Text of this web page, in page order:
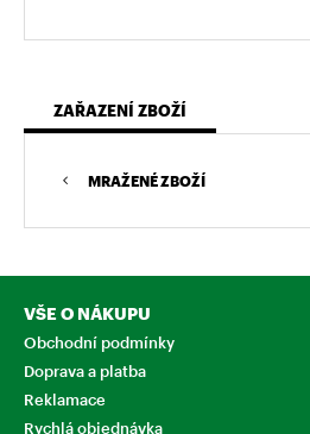
ZAŘAZENÍ ZBOŽÍ
MRAŽENÉ ZBOŽÍ
VŠE O NÁKUPU
Obchodní podmínky
Doprava a platba
Reklamace
Rychlá objednávka